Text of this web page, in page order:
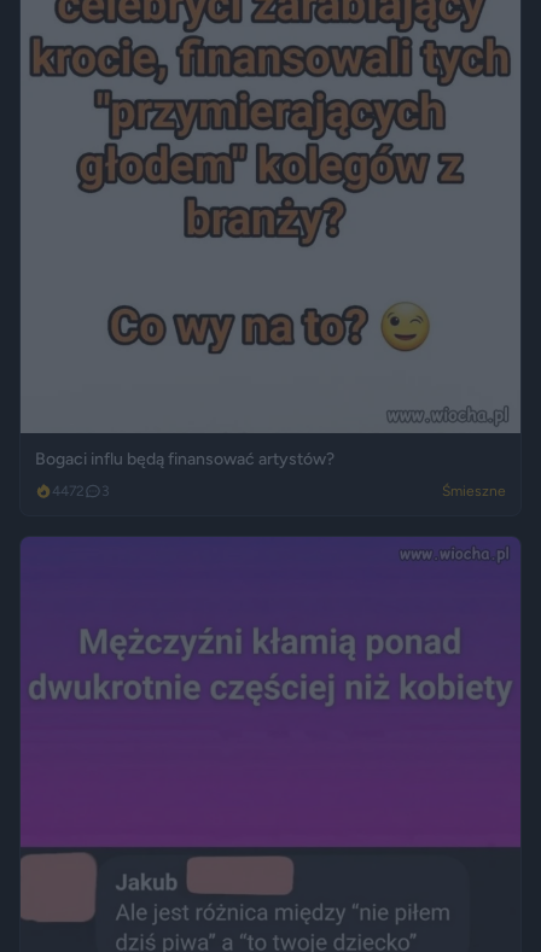
Bogaci influ będą finansować artystów?
4472 3 Śmieszne